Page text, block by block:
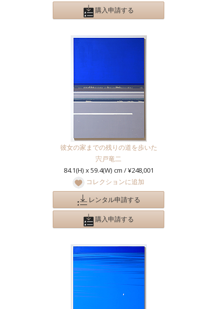
購入申請する
彼女の家までの残りの道を歩いた
宍戸竜二
84.1(H) x 59.4(W) cm / ¥248,001
コレクションに追加
レンタル申請する
購入申請する